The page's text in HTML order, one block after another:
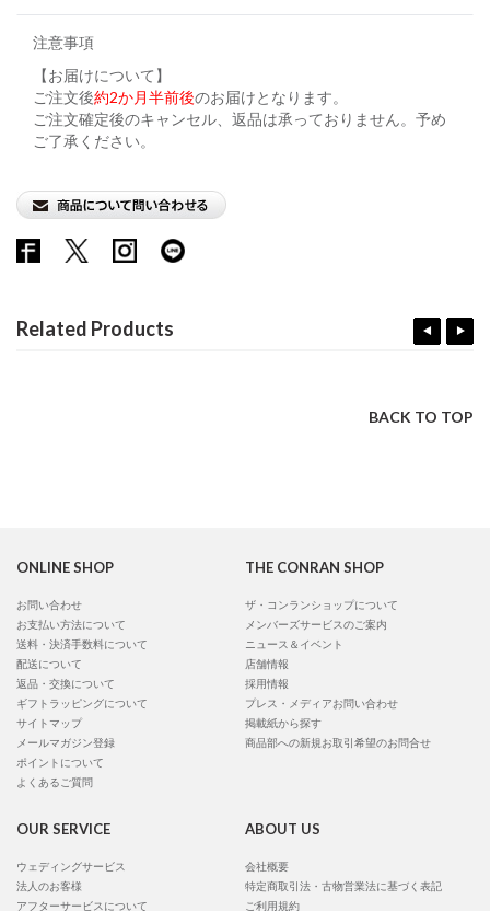
注意事項
【お届けについて】
ご注文後約2か月半前後のお届けとなります。
ご注文確定後のキャンセル、返品は承っておりません。予め
ご了承ください。
Related Products
BACK TO TOP
ONLINE SHOP
お問い合わせ
お支払い方法について
送料・決済手数料について
配送について
返品・交換について
ギフトラッピングについて
サイトマップ
メールマガジン登録
ポイントについて
よくあるご質問
THE CONRAN SHOP
ザ・コンランショップについて
メンバーズサービスのご案内
ニュース＆イベント
店舗情報
採用情報
プレス・メディアお問い合わせ
掲載紙から探す
商品部への新規お取引希望のお問合せ
OUR SERVICE
ウェディングサービス
法人のお客様
アフターサービスについて
ABOUT US
会社概要
特定商取引法・古物営業法に基づく表記
ご利用規約